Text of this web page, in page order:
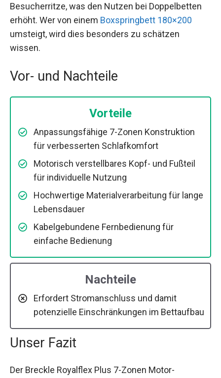
Besucherritze, was den Nutzen bei Doppelbetten
erhöht. Wer von einem Boxspringbett 180×200
umsteigt, wird dies besonders zu schätzen
wissen.
Vor- und Nachteile
Vorteile
Anpassungsfähige 7-Zonen Konstruktion
für verbesserten Schlafkomfort
Motorisch verstellbares Kopf- und Fußteil
für individuelle Nutzung
Hochwertige Materialverarbeitung für lange
Lebensdauer
Kabelgebundene Fernbedienung für
einfache Bedienung
Nachteile
Erfordert Stromanschluss und damit
potenzielle Einschränkungen im Bettaufbau
Unser Fazit
Der Breckle Royalflex Plus 7-Zonen Motor-